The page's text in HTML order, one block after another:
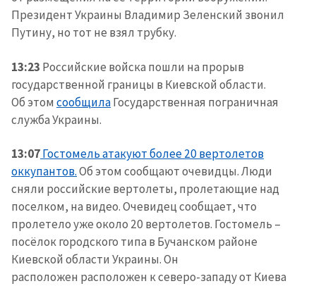
Президент Украины Владимир Зеленский звонил
Путину, но тот не взял трубку.
13:23 Российские войска пошли на прорыв
государственной границы в Киевской области.
Об этом сообщилаГосударственная пограничная
служба Украины.
13:07Гостомель атакуют более 20 вертолетов
оккупантов.Об этом сообщают очевидцы. Люди
сняли российские вертолеты, пролетающие над
поселком, на видео. Очевидец сообщает, что
пролетело уже около 20 вертолетов. Гостомель –
посёлок городского типа в Бучанском районе
Киевской области Украины. Он
расположен расположен к северо-западу от Киева